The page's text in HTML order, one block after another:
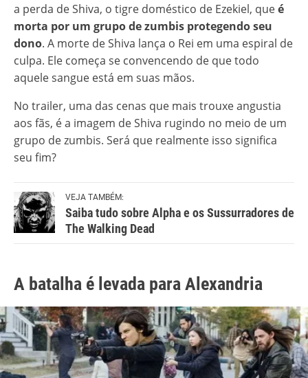
a perda de Shiva, o tigre doméstico de Ezekiel, queé
morta por um grupo de zumbis protegendo seu
dono. A morte de Shiva lança o Rei em uma espiral de
culpa. Ele começa se convencendo de que todo
aquele sangue está em suas mãos.
No trailer, uma das cenas que mais trouxe angustia
aos fãs, é a imagem de Shiva rugindo no meio de um
grupo de zumbis. Será que realmente isso significa
seu fim?
VEJA TAMBÉM:
Saiba tudo sobre Alpha e os Sussurradores de
The Walking Dead
A batalha é levada para Alexandria